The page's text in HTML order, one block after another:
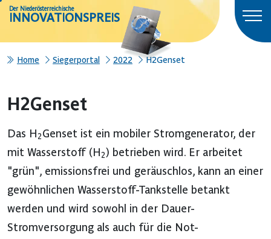
Der Niederösterreichische
INNOVATIONSPREIS
Home Siegerportal 2022 H2Genset
H2Genset
Das H2Genset ist ein mobiler Stromgenerator, der
mit Wasserstoff (H2) betrieben wird. Er arbeitet
"grün", emissionsfrei und geräuschlos, kann an einer
gewöhnlichen Wasserstoff-Tankstelle betankt
werden und wird sowohl in der Dauer-
Stromversorgung als auch für die Not-